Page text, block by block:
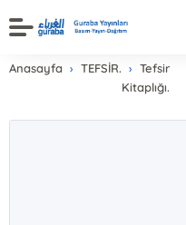
Anasayfa TEFSİR.
Tefsir
Kitaplığı.